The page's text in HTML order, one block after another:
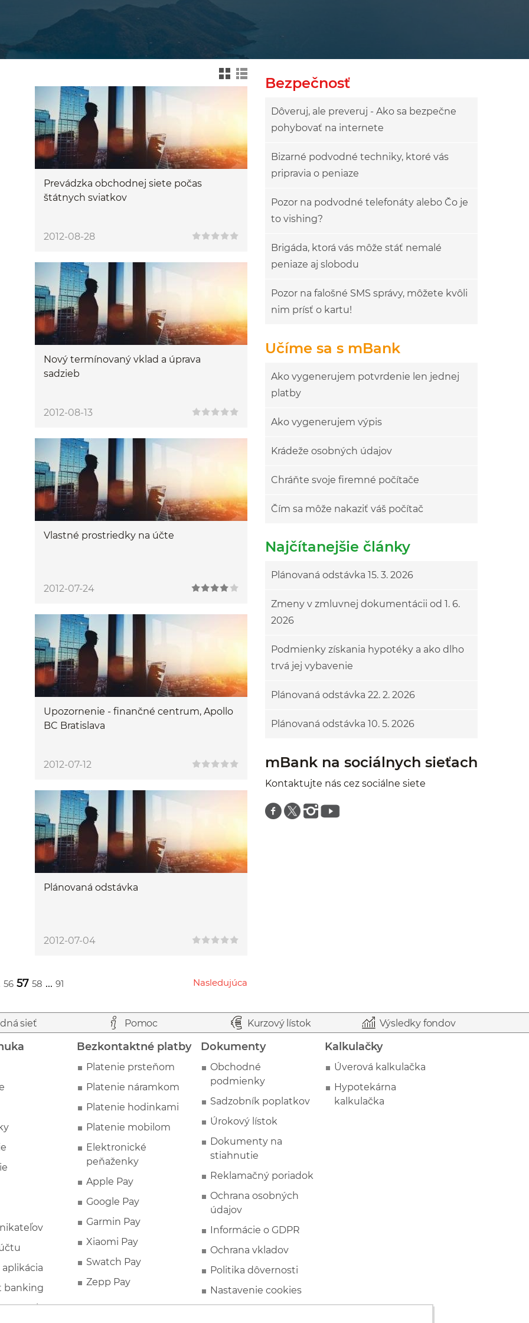
Prevádzka obchodnej siete počas
štátnych sviatkov
2012-08-28
Nový termínovaný vklad a úprava
sadzieb
2012-08-13
Vlastné prostriedky na účte
2012-07-24
Upozornenie - finančné centrum, Apollo
BC Bratislava
2012-07-12
Plánovaná odstávka
2012-07-04
56 57 58 ... 91 Nasledujúca
Przejdź do następnej strony
Bezpečnosť
Dôveruj, ale preveruj - Ako sa bezpečne
pohybovať na internete
Bizarné podvodné techniky, ktoré vás
pripravia o peniaze
Pozor na podvodné telefonáty alebo Čo je
to vishing?
Brigáda, ktorá vás môže stáť nemalé
peniaze aj slobodu
Pozor na falošné SMS správy, môžete kvôli
nim prísť o kartu!
Učíme sa s mBank
Ako vygenerujem potvrdenie len jednej
platby
Ako vygenerujem výpis
Krádeže osobných údajov
Chráňte svoje firemné počítače
Čím sa môže nakaziť váš počítač
Najčítanejšie články
Plánovaná odstávka 15. 3. 2026
Zmeny v zmluvnej dokumentácii od 1. 6.
2026
Podmienky získania hypotéky a ako dlho
trvá jej vybavenie
Plánovaná odstávka 22. 2. 2026
Plánovaná odstávka 10. 5. 2026
mBank na sociálnych sieťach
Kontaktujte nás cez sociálne siete
Znajdź nas na facebooku
Znajdź nas na twitterze
Znajdź nas na instagramie
Znajdź nas na youtube
sieť Pomoc Kurzový lístok Výsledky fondov
banking
ponuky
Bezkontaktné platby
Platenie prsteňom
Platenie náramkom
Platenie hodinkami
Platenie mobilom
Elektronické
peňaženky
Apple Pay
Google Pay
Garmin Pay
Xiaomi Pay
Swatch Pay
Zepp Pay
Dokumenty
Obchodné
podmienky
Sadzobník poplatkov
Úrokový lístok
Dokumenty na
stiahnutie
Reklamačný poriadok
Ochrana osobných
údajov
Informácie o GDPR
Ochrana vkladov
Politika dôvernosti
Nastavenie cookies
Kalkulačky
Úverová kalkulačka
Hypotekárna
kalkulačka